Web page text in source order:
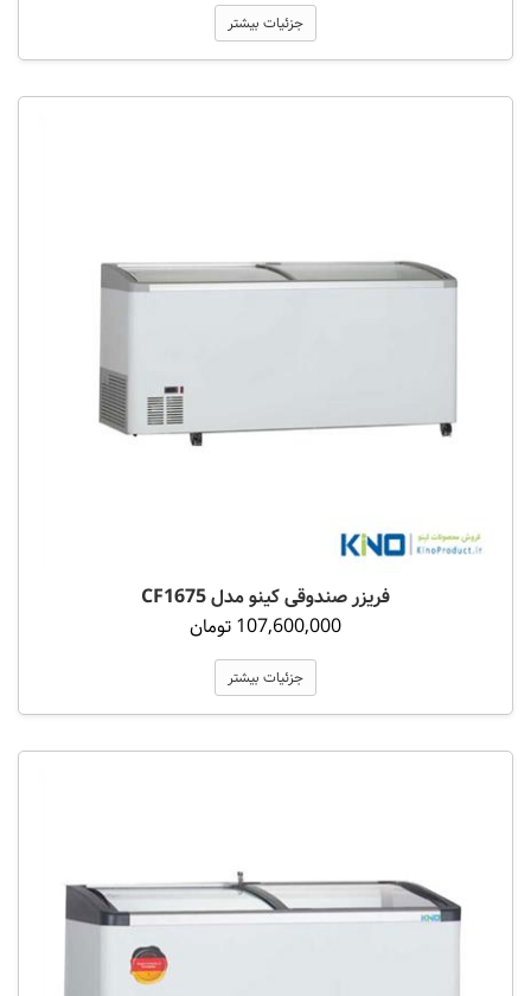
جزئیات بیشتر
فریزر صندوقی کینو مدل CF1675
107,600,000 تومان
جزئیات بیشتر